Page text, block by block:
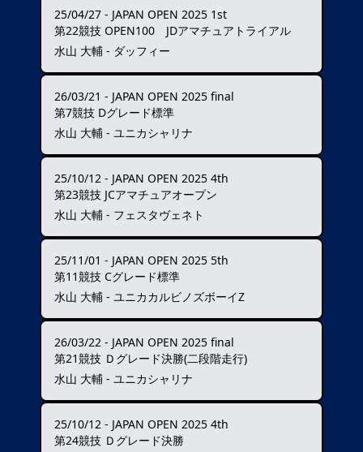
25/04/27 - JAPAN OPEN 2025 1st
第22競技 OPEN100 JDアマチュアトライアル
水山 大輔 - ダッフィー
26/03/21 - JAPAN OPEN 2025 final
第7競技 Dグレード標準
水山 大輔 - ユニカシャリナ
25/10/12 - JAPAN OPEN 2025 4th
第23競技 JCアマチュアオープン
水山 大輔 - フェスタヴェネト
25/11/01 - JAPAN OPEN 2025 5th
第11競技 Cグレード標準
水山 大輔 - ユニカカルビノズボーイZ
26/03/22 - JAPAN OPEN 2025 final
第21競技 Ｄグレード決勝(二段階走行)
水山 大輔 - ユニカシャリナ
25/10/12 - JAPAN OPEN 2025 4th
第24競技 Ｄグレード決勝